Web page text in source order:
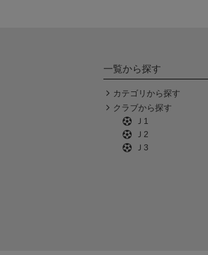
一覧から探す
カテゴリから探す
クラブから探す
Ｊ1
Ｊ2
Ｊ3